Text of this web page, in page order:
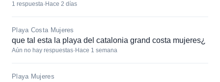
1 respuesta· Hace 2 días
Playa Costa Mujeres
que tal esta la playa del catalonia grand costa mujeres¿
Aún no hay respuestas· Hace 1 semana
Playa Mujeres